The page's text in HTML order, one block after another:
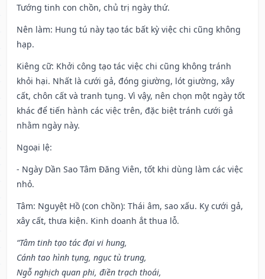
Tướng tinh con chồn, chủ trị ngày thứ.
Nên làm: Hung tú này tạo tác bất kỳ việc chi cũng không
hạp.
Kiêng cữ: Khởi công tạo tác việc chi cũng không tránh
khỏi hại. Nhất là cưới gả, đóng giường, lót giường, xây
cất, chôn cất và tranh tụng. Vì vậy, nên chọn một ngày tốt
khác để tiến hành các việc trên, đặc biệt tránh cưới gả
nhằm ngày này.
Ngoại lệ:
- Ngày Dần Sao Tâm Đăng Viên, tốt khi dùng làm các việc
nhỏ.
Tâm: Nguyệt Hồ (con chồn): Thái âm, sao xấu. Kỵ cưới gả,
xây cất, thưa kiện. Kinh doanh ắt thua lỗ.
“Tâm tinh tạo tác đại vi hung,
Cánh tao hình tụng, ngục tù trung,
Ngỗ nghịch quan phi, điền trạch thoái,